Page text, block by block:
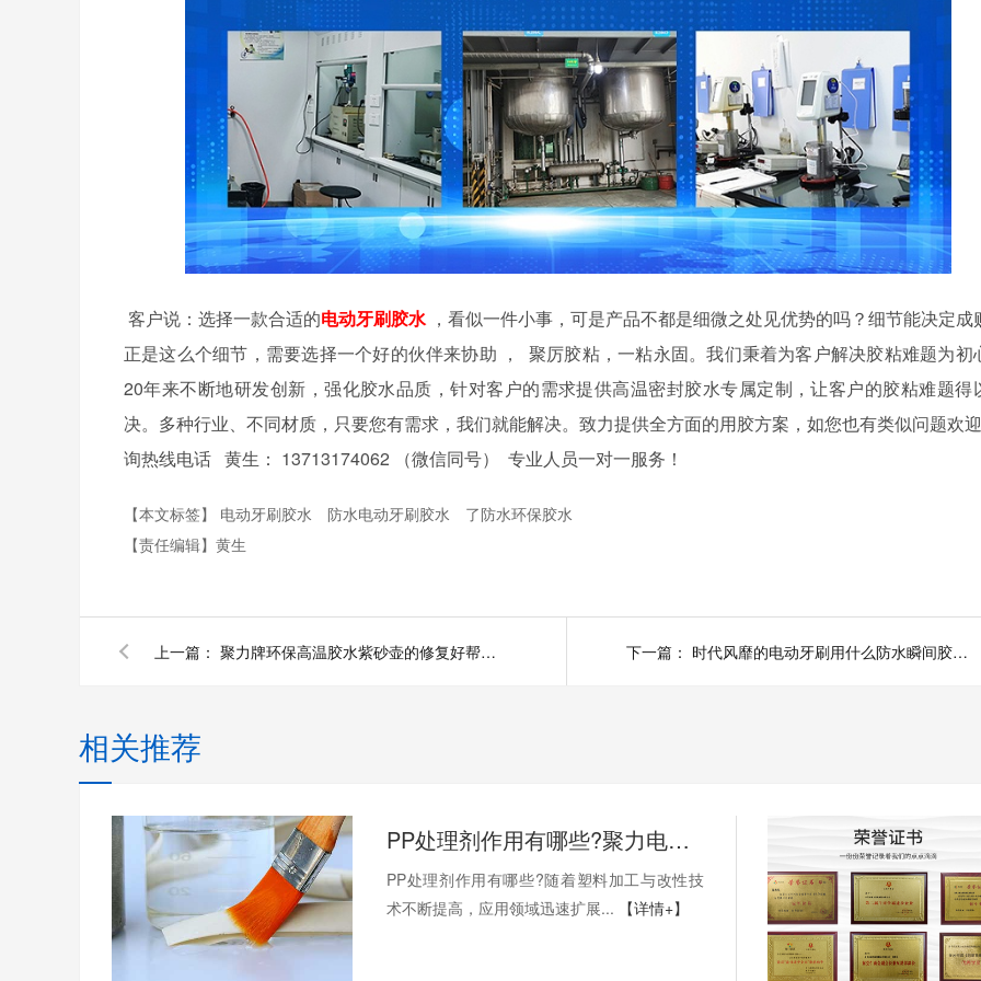
客户说：选择一款合适的电动牙刷胶水 ，看似一件小事，可是产品不都是细微之处见优势的吗？细节能决定成
正是这么个细节，需要选择一个好的伙伴来协助 ，
聚厉胶粘，一粘永固。我们秉着为客户解决胶粘难题为初
20年来不断地研发创新，强化胶水品质，针对客户的需求提供高温密封胶水专属定制，让客户的胶粘难题得
决。多种行业、不同材质，只要您有需求，我们就能解决。致力提供全方面的用胶方案，如您也有类似问题欢迎
询热线电话 黄生： 13713174062 （微信同号） 专业人员一对一服务！
【本文标签】 电动牙刷胶水 防水电动牙刷胶水
了防水环保胶水
【责任编辑】 黄生
上一篇： 聚力牌环保高温胶水紫砂壶的修复好帮手！ 下一篇： 时代风靡的电动牙刷用什么防水瞬间胶粘接呢？
相关推荐
PP处理剂作用有哪些?聚力电子胶小编为您科普!
PP处理剂作用有哪些?随着塑料加工与改性技
术不断提高，应用领域迅速扩展...
【详情+】